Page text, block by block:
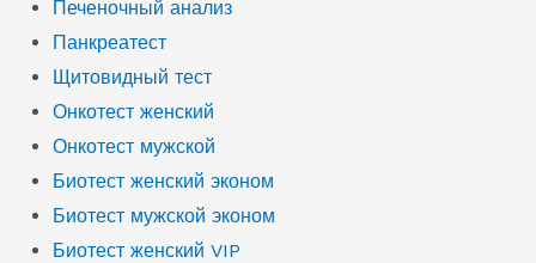
Печеночный анализ
Панкреатест
Щитовидный тест
Онкотест женский
Онкотест мужской
Биотест женский эконом
Биотест мужской эконом
Биотест женский VIP